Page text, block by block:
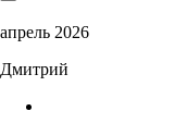
апрель 2026
Дмитрий